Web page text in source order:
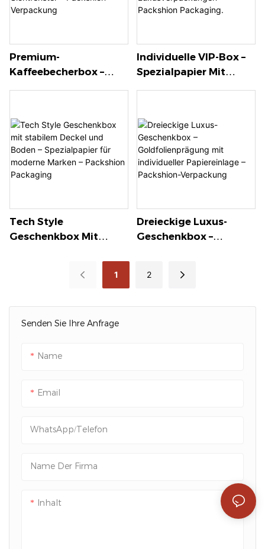
Senden Sie Ihre Anfrage
Name
Email
WhatsApp/Telefon
Name Der Firma
Inhalt
Premium-
Kaffeebecherbox –
Kartenfach Innen Und
Sichtfenster –
Packshion-
Verpackung
Individuelle VIP-Box –
Spezialpapier Mit
Luxusverpackungen –
Packshion Packaging.
Tech Style
Geschenkbox Mit
Boden – Spezialpapier
Für Moderne Marken –
Dreieckige Luxus-
Geschenkbox –
Papiereinlage –
Verpackung
1 2